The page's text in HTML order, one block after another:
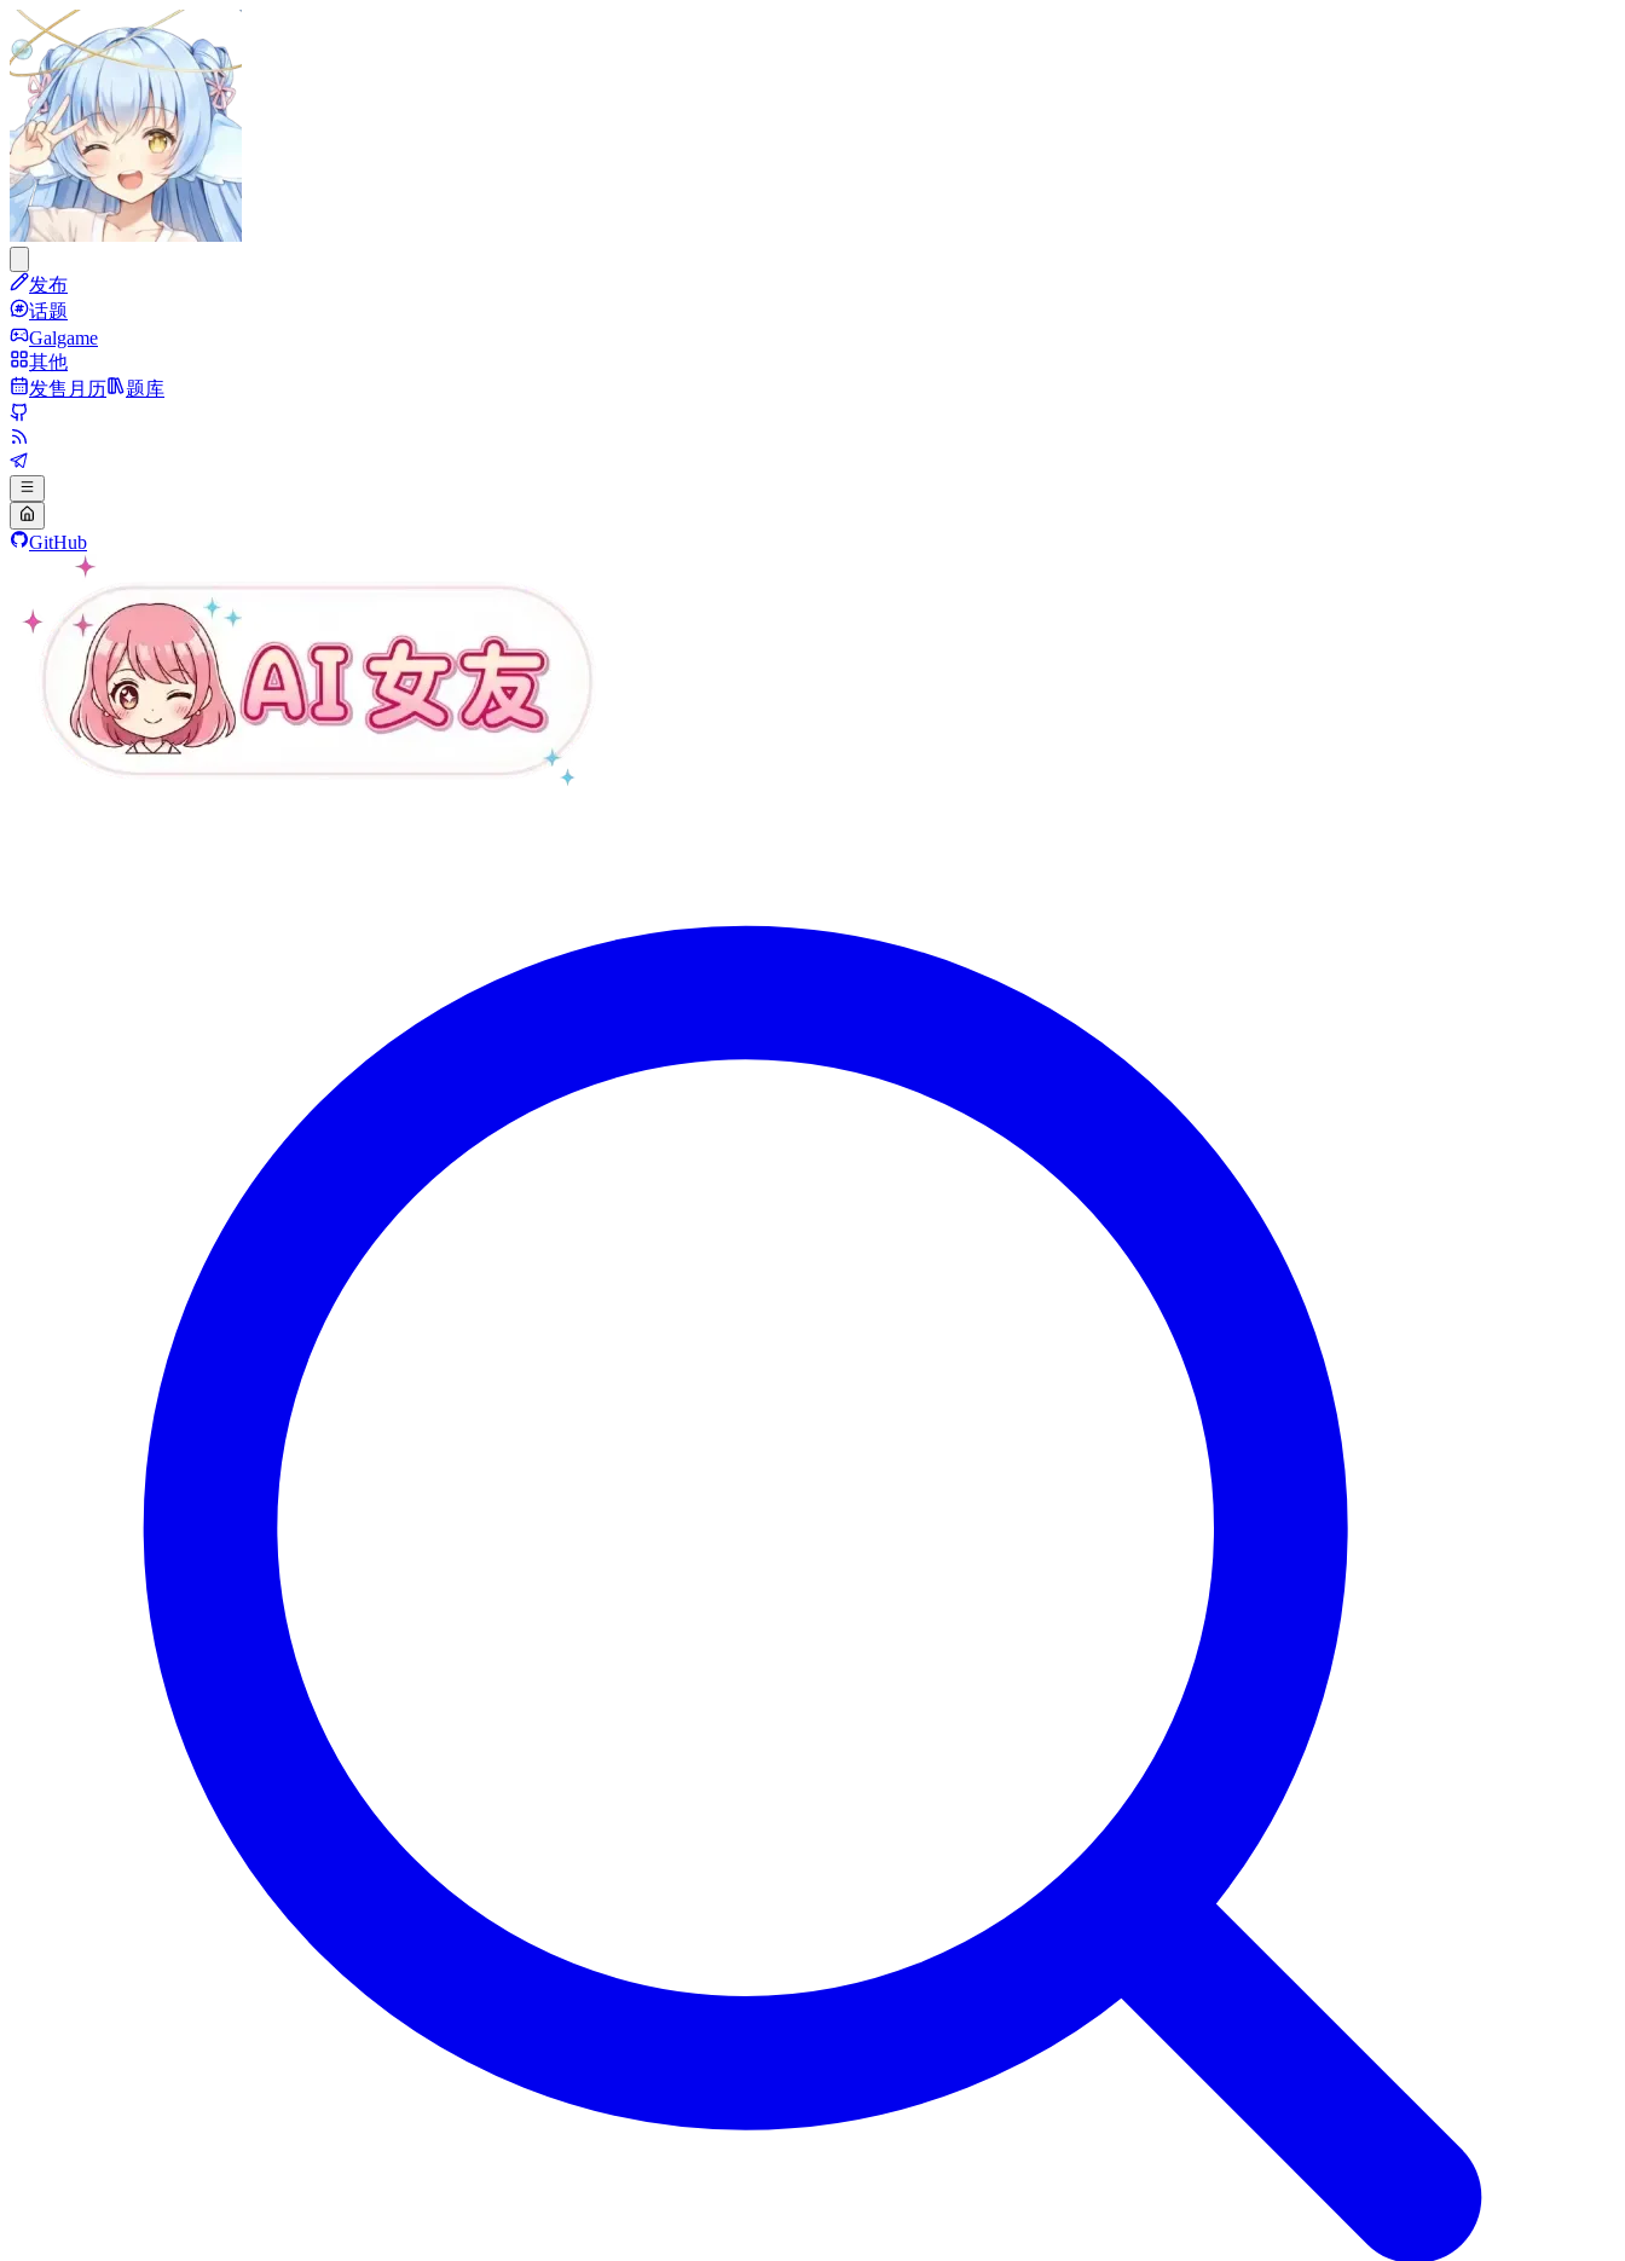
发布
话题
Galgame
其他
发售月历
题库
GitHub